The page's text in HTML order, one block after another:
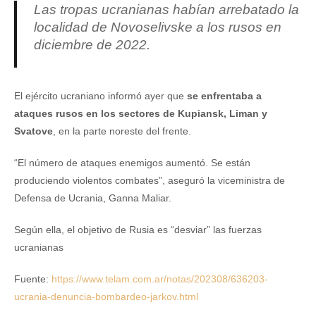
Las tropas ucranianas habían arrebatado la
localidad de Novoselivske a los rusos en
diciembre de 2022.
El ejército ucraniano informó ayer que se enfrentaba a
ataques rusos en los sectores de Kupiansk, Liman y
Svatove , en la parte noreste del frente.
“El número de ataques enemigos aumentó. Se están
produciendo violentos combates”, aseguró la viceministra de
Defensa de Ucrania, Ganna Maliar.
Según ella, el objetivo de Rusia es “desviar” las fuerzas
ucranianas
Fuente: https://www.telam.com.ar/notas/202308/636203-
ucrania-denuncia-bombardeo-jarkov.html